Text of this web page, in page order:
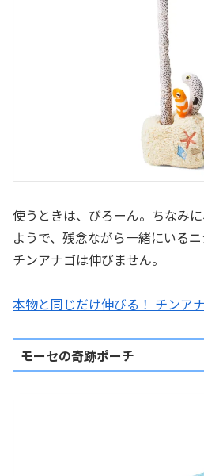
使うときは、びろーん。ちなみ
ようで、残念ながら一緒にいる
チンアナゴは伸びません。
本物と同じだけ伸びる！ チンア
モーセの奇跡ポーチ